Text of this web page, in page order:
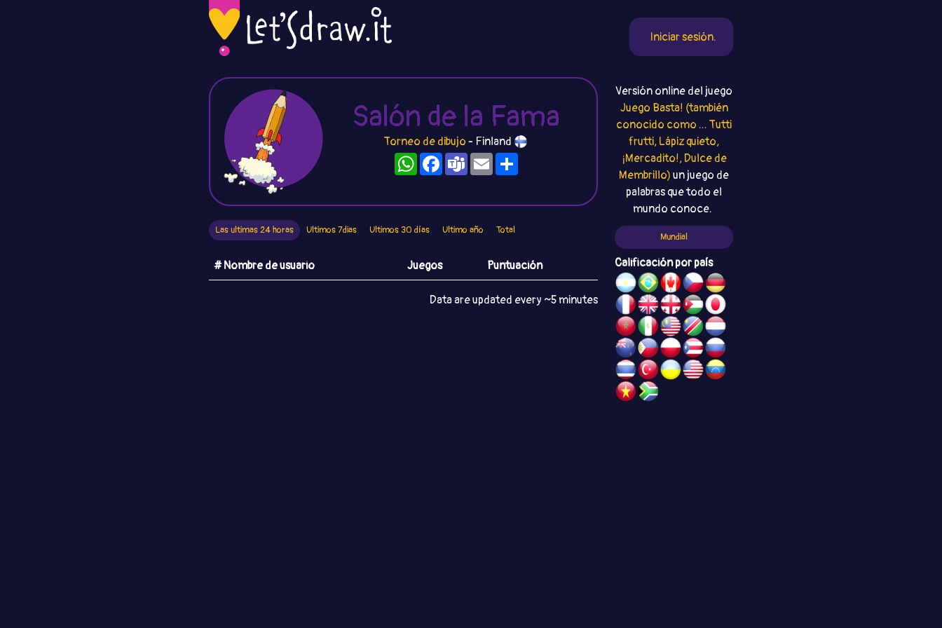
Iniciar sesión.
Salón de la Fama
Torneo de dibujo - Finland
WhatsAppFacebook
TeamsEmailCompartir
Versión online del juego
Juego Basta! (también
conocido como ... Tutti
frutti, Lápiz quieto,
¡Mercadito!, Dulce de
Membrillo) un juego de
palabras que todo el
mundo conoce.
Las ultimas 24 horas Ultimos 7dias Ultimos 30 días Ultimo año Total
# Nombre de usuario Juegos Puntuación
Data are updated every ~5 minutes
Mundial
Calificación por país